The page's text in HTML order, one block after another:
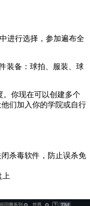
进行选择，参加遍布全
装备：球拍、服装、球
。你现在可以创建多个
们加入你的学院或自行
杀毒软件，防止误杀免
上